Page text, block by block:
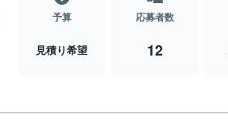
予算
見積り希望
応募者数
12